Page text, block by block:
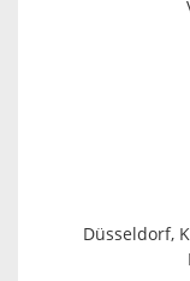
Düsseldorf,